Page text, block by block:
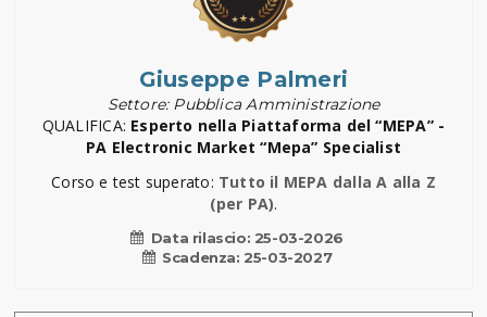
Giuseppe Palmeri
Settore: Pubblica Amministrazione
QUALIFICA: Esperto nella Piattaforma del “MEPA” -
PA Electronic Market “Mepa” Specialist
Corso e test superato: Tutto il MEPA dalla A alla Z
(per PA).
Data rilascio: 25-03-2026
Scadenza: 25-03-2027